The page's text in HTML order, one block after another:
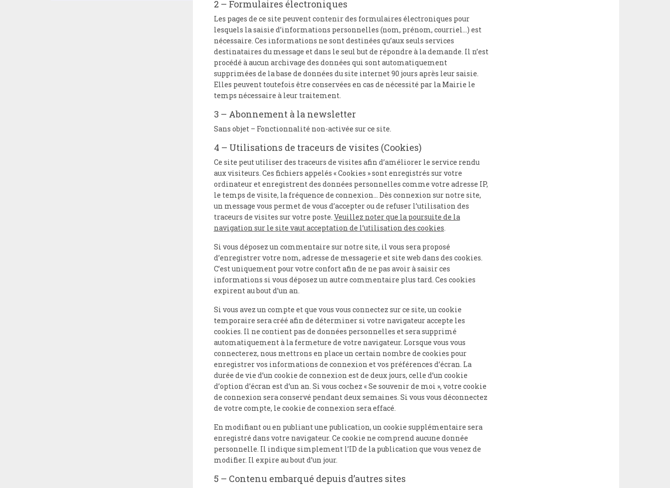
2 – Formulaires électroniques
Les pages de ce site peuvent contenir des formulaires électroniques pour
lesquels la saisie d’informations personnelles (nom, prénom, courriel…) est
nécessaire. Ces informations ne sont destinées qu’aux seuls services
destinataires du message et dans le seul but de répondre à la demande. Il n’est
procédé à aucun archivage des données qui sont automatiquement
supprimées de la base de données du site internet 90 jours après leur saisie.
Elles peuvent toutefois être conservées en cas de nécessité par la Mairie le
temps nécessaire à leur traitement.
3 – Abonnement à la newsletter
Sans objet – Fonctionnalité non-activée sur ce site.
4 – Utilisations de traceurs de visites (Cookies)
Ce site peut utiliser des traceurs de visites afin d’améliorer le service rendu
aux visiteurs. Ces fichiers appelés « Cookies » sont enregistrés sur votre
ordinateur et enregistrent des données personnelles comme votre adresse IP,
le temps de visite, la fréquence de connexion… Dès connexion sur notre site,
un message vous permet de vous d’accepter ou de refuser l’utilisation des
traceurs de visites sur votre poste. Veuillez noter que la poursuite de la
navigation sur le site vaut acceptation de l’utilisation des cookies.
Si vous déposez un commentaire sur notre site, il vous sera proposé
d’enregistrer votre nom, adresse de messagerie et site web dans des cookies.
C’est uniquement pour votre confort afin de ne pas avoir à saisir ces
informations si vous déposez un autre commentaire plus tard. Ces cookies
expirent au bout d’un an.
Si vous avez un compte et que vous vous connectez sur ce site, un cookie
temporaire sera créé afin de déterminer si votre navigateur accepte les
cookies. Il ne contient pas de données personnelles et sera supprimé
automatiquement à la fermeture de votre navigateur. Lorsque vous vous
connecterez, nous mettrons en place un certain nombre de cookies pour
enregistrer vos informations de connexion et vos préférences d’écran. La
durée de vie d’un cookie de connexion est de deux jours, celle d’un cookie
d’option d’écran est d’un an. Si vous cochez « Se souvenir de moi », votre cookie
de connexion sera conservé pendant deux semaines. Si vous vous déconnectez
de votre compte, le cookie de connexion sera effacé.
En modifiant ou en publiant une publication, un cookie supplémentaire sera
enregistré dans votre navigateur. Ce cookie ne comprend aucune donnée
personnelle. Il indique simplement l’ID de la publication que vous venez de
modifier. Il expire au bout d’un jour.
5 – Contenu embarqué depuis d’autres sites